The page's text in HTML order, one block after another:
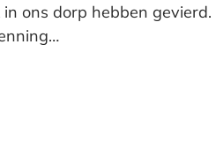
ons dorp hebben